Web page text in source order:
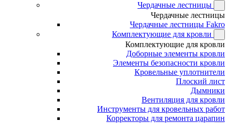
Чердачные лестницы
Чердачные лестницы
Чердачные лестницы Fakro
Комплектующие для кровли
Комплектующие для кровли
Доборные элементы кровли
Элементы безопасности кровли
Кровельные уплотнители
Плоский лист
Дымники
Вентиляция для кровли
Инструменты для кровельных работ
Корректоры для ремонта царапин